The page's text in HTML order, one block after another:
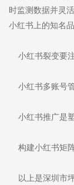
时监测数据并灵
小红书上的知名品
小红书裂变要注
小红书多账号管
小红书推广是塑
构建小红书矩阵
以上是深圳市坪